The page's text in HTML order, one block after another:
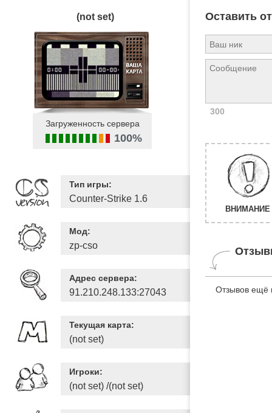
(not set)
Загруженность сервера
100%
Тип игры:
Counter-Strike 1.6
Мод:
zp-cso
Адрес сервера:
91.210.248.133:27043
Текущая карта:
(not set)
Игроки:
(not set) /(not set)
Оставить
300
ВНИМАНИЕ
Отзывов ещё